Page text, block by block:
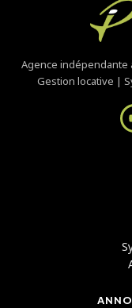
Agence indépendante
Gestion locative |